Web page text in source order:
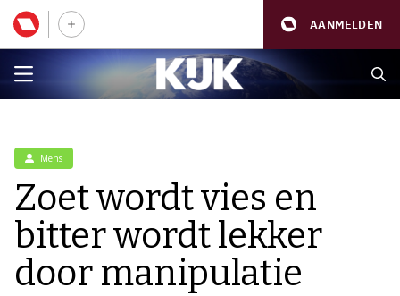
AANMELDEN
Mens
Zoet wordt vies en
bitter wordt lekker
door manipulatie